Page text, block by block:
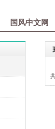
国风中文网